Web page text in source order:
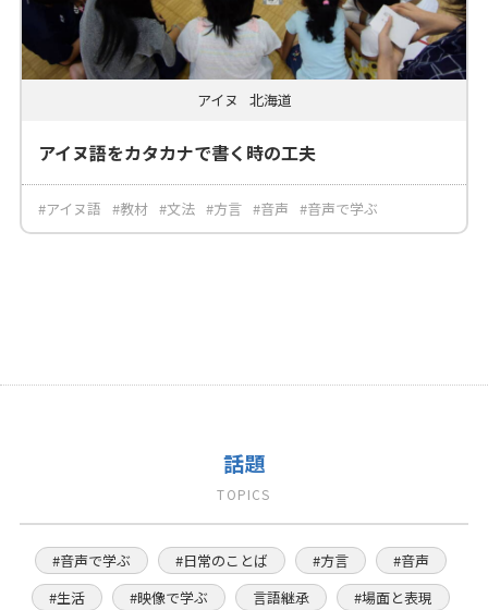
アイヌ 北海道
アイヌ語をカタカナで書く時の工夫
#アイヌ語 #教材 #文法 #方言 #音声 #音声で学ぶ
話題
TOPICS
#音声で学ぶ #日常のことば #方言
#音声
#生活
#映像で学ぶ 言語継承
#場面と表現